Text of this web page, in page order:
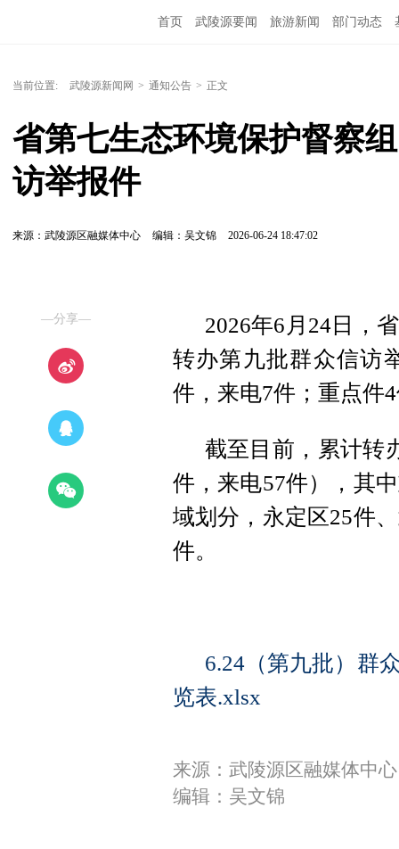
首页 武陵源要闻 旅游新闻 部门动态
当前位置: 武陵源新闻网 > 通知公告 > 正文
省第七生态环境保护督察
访举报件
来源：​武陵源区融媒体中心 编辑：吴文锦 2026-06-24 18:47:02
—分享—
2026年6月24日，
转办第九批群众信访
件，来电7件；重点件
截至目前，累计转
件，来电57件），其
域划分，永定区25件
件。
6.24（第九批）群
览表.xlsx
来源：​武陵源区融媒体中心
编辑：吴文锦